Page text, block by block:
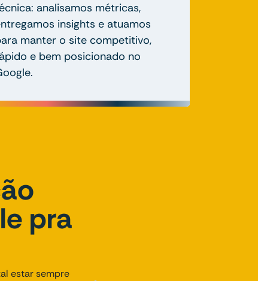
analisamos métricas,
insights e atuamos
manter o site competitivo,
e bem posicionado no
pra
estar sempre